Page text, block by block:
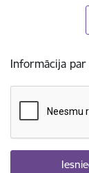
Informācija